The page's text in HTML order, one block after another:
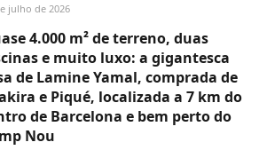
julho de 2026
4.000 m² de terreno, duas
e muito luxo: a gigantesca
de Lamine Yamal, comprada de
e Piqué, localizada a 7 km do
de Barcelona e bem perto do
Nou